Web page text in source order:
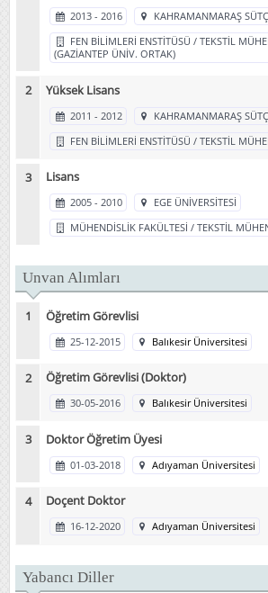
2013 - 2016
KAHRAMANMARAŞ
FEN BİLİMLERİ ENSTİTÜSÜ / TEKSTİL
(GAZİANTEP ÜNİV. ORTAK)
Yüksek Lisans
2011 - 2012
KAHRAMANMARAŞ
FEN BİLİMLERİ ENSTİTÜSÜ / TEKSTİL
Lisans
2005 - 2010
EGE ÜNİVERSİTESİ
MÜHENDİSLİK FAKÜLTESİ / TEKSTİL
Unvan Alımları
Öğretim Görevlisi
25-12-2015 Balıkesir Üniversitesi
Öğretim Görevlisi (Doktor)
30-05-2016 Balıkesir Üniversitesi
Doktor Öğretim Üyesi
01-03-2018 Adıyaman Üniversitesi
Doçent Doktor
16-12-2020 Adıyaman Üniversitesi
Yabancı Diller